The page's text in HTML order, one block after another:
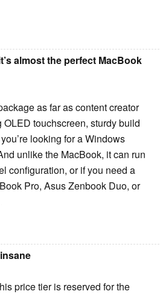
almost the perfect MacBook
as far as content creator
touchscreen, sturdy build
looking for a Windows
unlike the MacBook, it can run
configuration, or if you need a
Pro, Asus Zenbook Duo, or
price tier is reserved for the